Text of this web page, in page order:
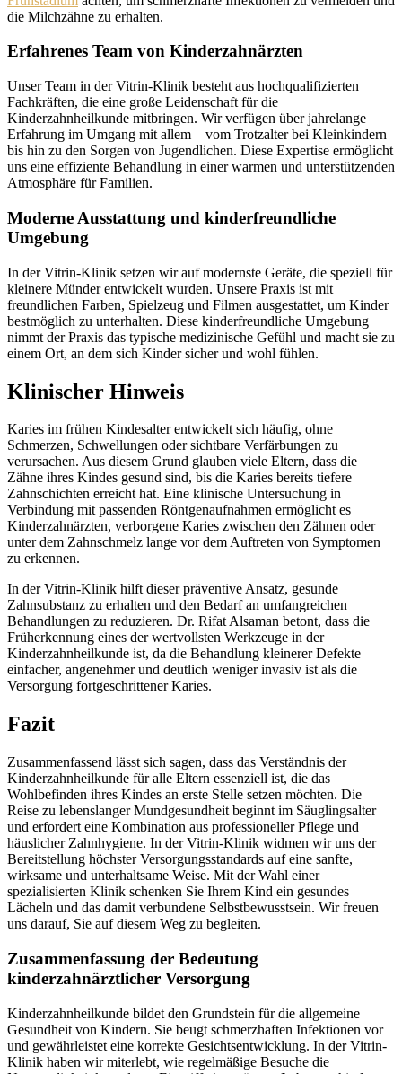
die Milchzähne zu erhalten.
Erfahrenes Team von Kinderzahnärzten
Unser Team in der Vitrin-Klinik besteht aus hochqualifizierten
Fachkräften, die eine große Leidenschaft für die
Kinderzahnheilkunde mitbringen. Wir verfügen über jahrelange
Erfahrung im Umgang mit allem – vom Trotzalter bei Kleinkindern
bis hin zu den Sorgen von Jugendlichen. Diese Expertise ermöglicht
uns eine effiziente Behandlung in einer warmen und unterstützenden
Atmosphäre für Familien.
Moderne Ausstattung und kinderfreundliche
Umgebung
In der Vitrin-Klinik setzen wir auf modernste Geräte, die speziell für
kleinere Münder entwickelt wurden. Unsere Praxis ist mit
freundlichen Farben, Spielzeug und Filmen ausgestattet, um Kinder
bestmöglich zu unterhalten. Diese kinderfreundliche Umgebung
nimmt der Praxis das typische medizinische Gefühl und macht sie zu
einem Ort, an dem sich Kinder sicher und wohl fühlen.
Klinischer Hinweis
Karies im frühen Kindesalter entwickelt sich häufig, ohne
Schmerzen, Schwellungen oder sichtbare Verfärbungen zu
verursachen. Aus diesem Grund glauben viele Eltern, dass die
Zähne ihres Kindes gesund sind, bis die Karies bereits tiefere
Zahnschichten erreicht hat. Eine klinische Untersuchung in
Verbindung mit passenden Röntgenaufnahmen ermöglicht es
Kinderzahnärzten, verborgene Karies zwischen den Zähnen oder
unter dem Zahnschmelz lange vor dem Auftreten von Symptomen
zu erkennen.
In der Vitrin-Klinik hilft dieser präventive Ansatz, gesunde
Zahnsubstanz zu erhalten und den Bedarf an umfangreichen
Behandlungen zu reduzieren. Dr. Rifat Alsaman betont, dass die
Früherkennung eines der wertvollsten Werkzeuge in der
Kinderzahnheilkunde ist, da die Behandlung kleinerer Defekte
einfacher, angenehmer und deutlich weniger invasiv ist als die
Versorgung fortgeschrittener Karies.
Fazit
Zusammenfassend lässt sich sagen, dass das Verständnis der
Kinderzahnheilkunde für alle Eltern essenziell ist, die das
Wohlbefinden ihres Kindes an erste Stelle setzen möchten. Die
Reise zu lebenslanger Mundgesundheit beginnt im Säuglingsalter
und erfordert eine Kombination aus professioneller Pflege und
häuslicher Zahnhygiene. In der Vitrin-Klinik widmen wir uns der
Bereitstellung höchster Versorgungsstandards auf eine sanfte,
wirksame und unterhaltsame Weise. Mit der Wahl einer
spezialisierten Klinik schenken Sie Ihrem Kind ein gesundes
Lächeln und das damit verbundene Selbstbewusstsein. Wir freuen
uns darauf, Sie auf diesem Weg zu begleiten.
Zusammenfassung der Bedeutung
kinderzahnärztlicher Versorgung
Kinderzahnheilkunde bildet den Grundstein für die allgemeine
Gesundheit von Kindern. Sie beugt schmerzhaften Infektionen vor
und gewährleistet eine korrekte Gesichtsentwicklung. In der Vitrin-
Klinik haben wir miterlebt, wie regelmäßige Besuche die